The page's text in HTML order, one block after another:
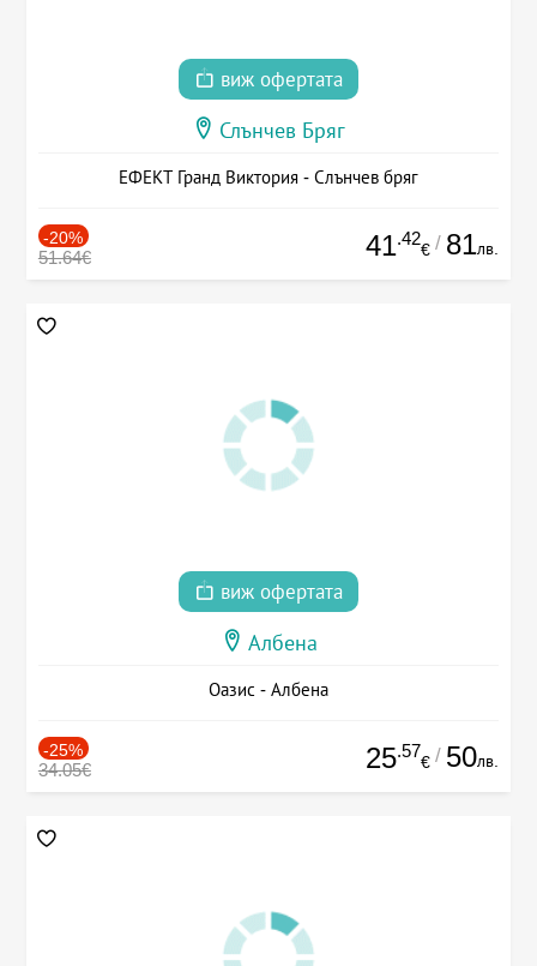
виж офертата
Слънчев Бряг
ЕФЕКТ Гранд Виктория - Слънчев бряг
-20%
51.64€ 41.42
€ / 81лв.
виж офертата
Албена
Оазис - Албена
-25%
34.05€ 25.57
€ / 50лв.